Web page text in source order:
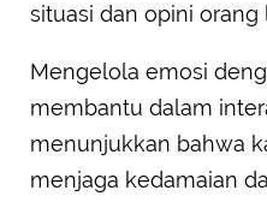
situasi dan opini orang
Mengelola emosi
membantu dalam
menunjukkan bahwa
menjaga kedamaian